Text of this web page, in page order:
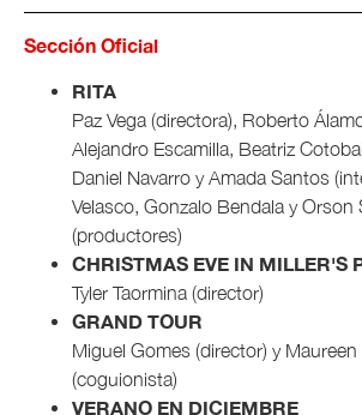
Sección Oficial
RITA
Paz Vega (directora), Roberto
Alejandro Escamilla, Beatriz
Daniel Navarro y Amada Santos
Velasco, Gonzalo Bendala y Orson
(productores)
CHRISTMAS EVE IN MILLER'S
Tyler Taormina (director)
GRAND TOUR
Miguel Gomes (director) y
(coguionista)
VERANO EN DICIEMBRE